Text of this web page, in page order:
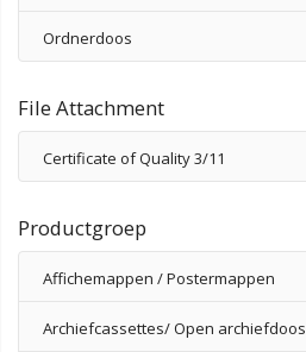
Ordnerdoos
File Attachment
Certificate of Quality 3/11
Productgroep
Affichemappen / Postermappen
Archiefcassettes/ Open archiefdoos